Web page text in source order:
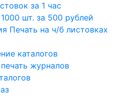
за 1 час
шт. за 500 рублей
Печать на ч/б листовках
каталогов
журналов